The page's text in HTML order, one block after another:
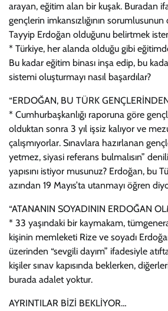
arayan, eğitim alan bir kuşak. Buradan
gençlerin imkansızlığının
Tayyip Erdoğan olduğunu belirtmek
* Türkiye, her alanda olduğu gibi
Bu kadar eğitim binası inşa edip, bu
sistemi oluşturmayı nasıl başardılar?
“ERDOĞAN, BU TÜRK
* Cumhurbaşkanlığı raporuna göre
olduktan sonra 3 yıl işsiz kalıyor ve
çalışmıyorlar. Sınavlara hazırlanan
yetmez, siyasi referans bulmalısın”
yapısını istiyor musunuz? Erdoğan, bu
azından 19 Mayıs’ta utanmayı öğren
“ATANANIN SOYADININ ERDOĞAN
* 33 yaşındaki bir kaymakam,
kişinin memleketi Rize ve soyadı
üzerinden “sevgili dayım” ifadesiyle
kişiler sınav kapısında beklerken,
burada adalet yoktur.
AYRINTILAR BİZİ BEKLİYOR…